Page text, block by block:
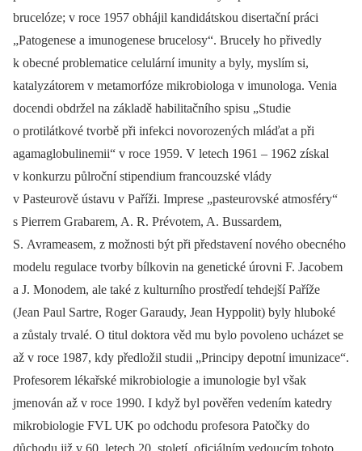
brucelóze; v roce 1957 obhájil kandidátskou disertační práci
„Patogenese a imunogenese brucelosy“. Brucely ho přivedly
k obecné problematice celulární imunity a byly, myslím si,
katalyzátorem v metamorfóze mikrobio­loga v imunologa. Venia
docendi obdržel na základě habilitačního spisu „Studie
o protilátkové tvorbě při infekci novorozených mláďat a při
agamaglobulinemii“ v roce 1959. V letech 1961 –⁠ 1962 získal
v konkurzu půlroční stipendium francouzské vlády
v Pasteurově ústavu v Paříži. Imprese „pasteurovské atmosféry“
s Pierrem Grabarem, A. R. Prévotem, A. Bussardem,
S. Avrameasem, z možnosti být při představení nového obecného
modelu regulace tvorby bílkovin na genetické úrovni F. Jacobem
a J. Monodem, ale také z kulturního prostředí tehdejší Paříže
(Jean Paul Sartre, Roger Garaudy, Jean Hyppolit) byly hluboké
a zůstaly trvalé. O titul doktora věd mu bylo povoleno ucházet se
až v roce 1987, kdy předložil studii „Principy depotní imunizace“.
Profesorem lékařské mikrobio­logie a imunologie byl však
jmenován až v roce 1990. I když byl pověřen vedením katedry
mikrobio­logie FVL UK po odchodu profesora Patočky do